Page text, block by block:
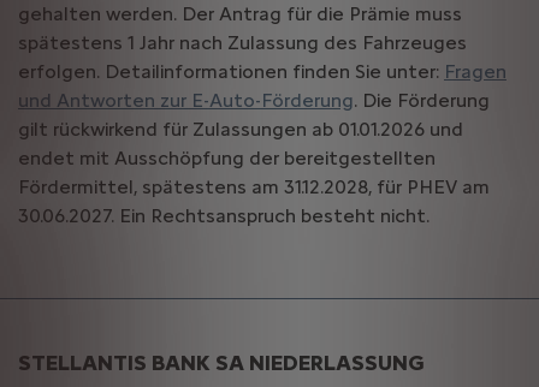
gehalten werden. Der Antrag für die Prämie muss
spätestens 1 Jahr nach Zulassung des Fahrzeuges
erfolgen. Detailinformationen finden Sie unter: Fragen
und Antworten zur E-Auto-Förderung. Die Förderung
gilt rückwirkend für Zulassungen ab 01.01.2026 und
endet mit Ausschöpfung der bereitgestellten
Fördermittel, spätestens am 31.12.2028, für PHEV am
30.06.2027. Ein Rechtsanspruch besteht nicht.
STELLANTIS BANK SA NIEDERLASSUNG